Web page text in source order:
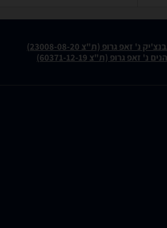
זאפ גרופ (ת"צ 23008-08-20)
גרופ (ת"צ 60371-12-19)